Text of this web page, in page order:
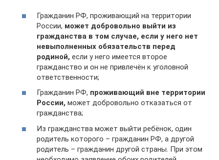
Гражданин РФ, проживающий на территории
России, может добровольно выйти из
гражданства в том случае, если у него нет
невыполненных обязательств перед
родиной, если у него имеется второе
гражданство и он не привлечён к уголовной
ответственности;
Гражданин РФ, проживающий вне территории
России, может добровольно отказаться от
гражданства;
Из гражданства может выйти ребёнок, один
родитель которого – гражданин РФ, а другой
родитель – гражданин другой страны. При этом